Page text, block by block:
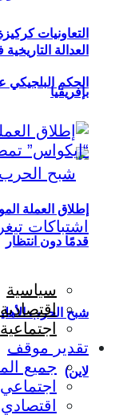
التعاونيات
بإفريقيا
شبح الحرب
لاين)
العدالة
الحكم البلجيكي
قدمًا دون انتظار
سياسية
اقتصادية
اجتماعية
تقدير موقف
جميع
اجتماعي
اقتصادي